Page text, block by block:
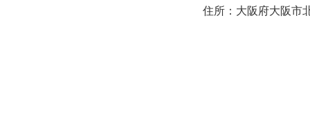
住所：大阪府大阪市